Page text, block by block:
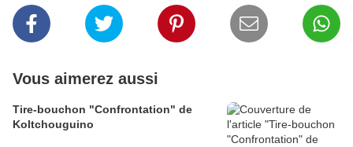
Vous aimerez aussi
Tire-bouchon "Confrontation" de
Koltchouguino